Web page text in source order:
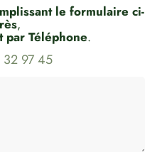
le formulaire ci-
,
par Téléphone.
97 45